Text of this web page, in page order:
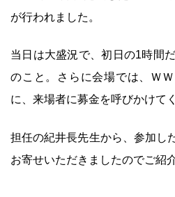
が行われました。
当日は大盛況で、初日の1時間
のこと。さらに会場では、Ｗ
に、来場者に募金を呼びかけて
担任の紀井長先生から、参加し
お寄せいただきましたのでご紹